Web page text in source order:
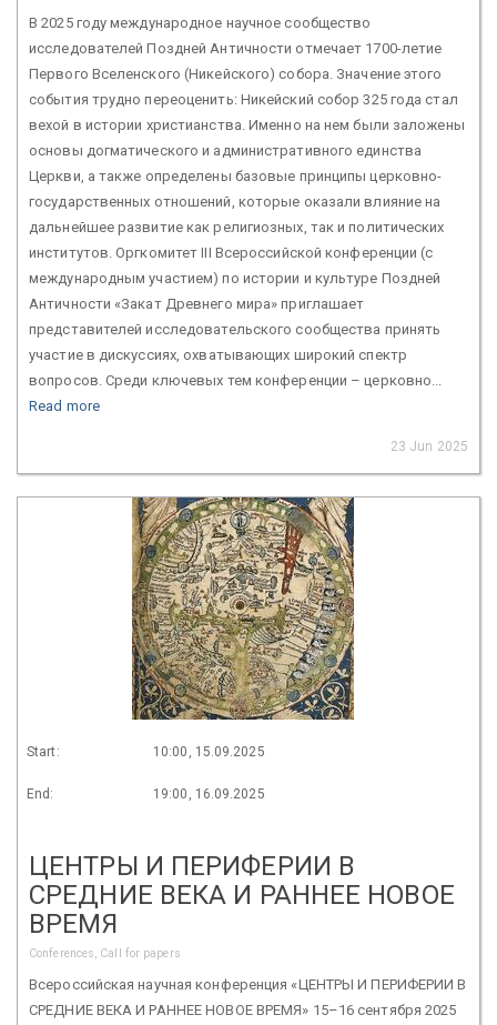
В 2025 году международное научное сообщество
исследователей Поздней Античности отмечает 1700-летие
Первого Вселенского (Никейского) собора. Значение этого
события трудно переоценить: Никейский собор 325 года стал
вехой в истории христианства. Именно на нем были заложены
основы догматического и административного единства
Церкви, а также определены базовые принципы церковно-
государственных отношений, которые оказали влияние на
дальнейшее развитие как религиозных, так и политических
институтов. Оргкомитет III Всероссийской конференции (с
международным участием) по истории и культуре Поздней
Античности «Закат Древнего мира» приглашает
представителей исследовательского сообщества принять
участие в дискуссиях, охватывающих широкий спектр
вопросов. Среди ключевых тем конференции – церковно...
Read more
23 Jun 2025
Start: 10:00, 15.09.2025
End: 19:00, 16.09.2025
ЦЕНТРЫ И ПЕРИФЕРИИ В
СРЕДНИЕ ВЕКА И РАННЕЕ НОВОЕ
ВРЕМЯ
Conferences, Call for papers
Всероссийская научная конференция «ЦЕНТРЫ И ПЕРИФЕРИИ В
СРЕДНИЕ ВЕКА И РАННЕЕ НОВОЕ ВРЕМЯ» 15–16 сентября 2025